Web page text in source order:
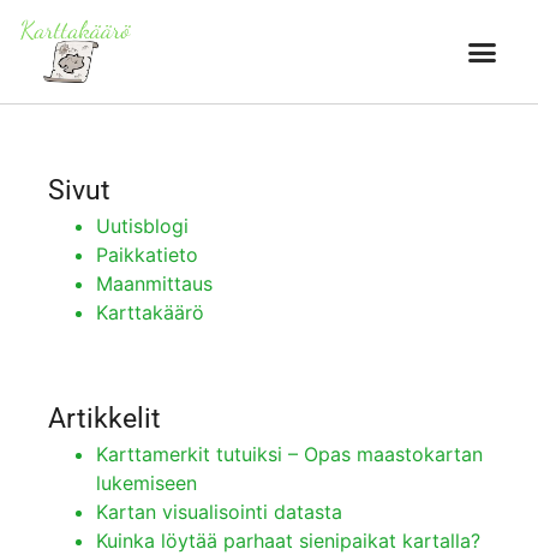
Sivut
Uutisblogi
Paikkatieto
Maanmittaus
Karttakäärö
Artikkelit
Karttamerkit tutuiksi – Opas maastokartan
lukemiseen
Kartan visualisointi datasta
Kuinka löytää parhaat sienipaikat kartalla?